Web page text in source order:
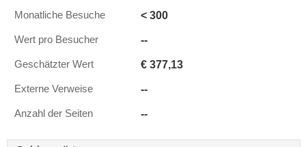
Monatliche Besuche < 300
Wert pro Besucher --
Geschätzter Wert € 377,13
Externe Verweise --
Anzahl der Seiten --